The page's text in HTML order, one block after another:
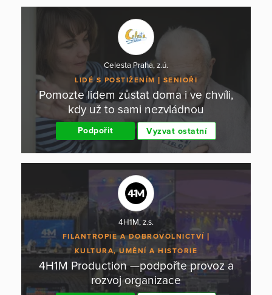
Celesta Praha, z.ú.
LIDÉ S POSTIŽENÍM SENIOŘI
Pomozte lidem zůstat doma i ve chvíli,
kdy už to sami nezvládnou
Podpořit Vyzvat ostatní
4H1M, z.s.
FILANTROPIE A DOBROVOLNICTVÍ
KULTURA, UMĚNÍ A HISTORIE
4H1M Production —podpořte provoz a
rozvoj organizace